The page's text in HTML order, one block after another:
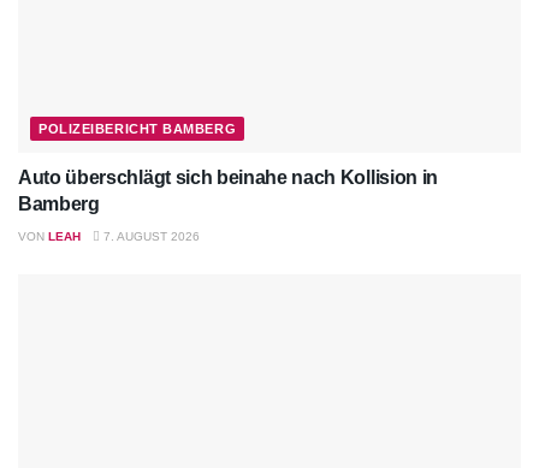
POLIZEIBERICHT BAMBERG
Auto überschlägt sich beinahe nach Kollision in
Bamberg
VON LEAH 7. AUGUST 2026